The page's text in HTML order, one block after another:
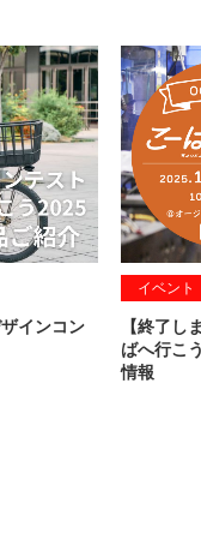
インコン
イベント
【終了し
ばへ行こ
情報